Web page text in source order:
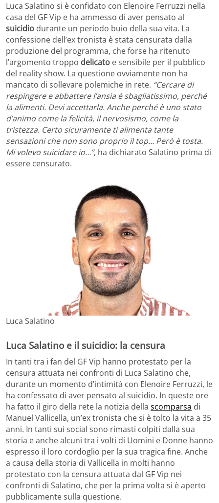
Luca Salatino si è confidato con Elenoire Ferruzzi nella
casa del GF Vip e ha ammesso di aver pensato al
suicidio durante un periodo buio della sua vita. La
confessione dell’ex tronista è stata censurata dalla
produzione del programma, che forse ha ritenuto
l’argomento troppo delicato e sensibile per il pubblico
del reality show. La questione ovviamente non ha
mancato di sollevare polemiche in rete. “Cercare di
respingere e abbattere l’ansia è sbagliatissimo, perché
la alimenti. Devi accettarla. Anche perché è uno stato
d’animo come la felicità, il nervosismo, come la
tristezza. Certo sicuramente ti alimenta tante
sensazioni che non sono proprio il top… Però è tosta.
Mi volevo suicidare io…”, ha dichiarato Salatino prima di
essere censurato.
Luca Salatino
Luca Salatino e il suicidio: la censura
In tanti tra i fan del GF Vip hanno protestato per la
censura attuata nei confronti di Luca Salatino che,
durante un momento d’intimità con Elenoire Ferruzzi, le
ha confessato di aver pensato al suicidio. In queste ore
ha fatto il giro della rete la notizia della scomparsa di
Manuel Vallicella, un’ex tronista che si è tolto la vita a 35
anni. In tanti sui social sono rimasti colpiti dalla sua
storia e anche alcuni tra i volti di Uomini e Donne hanno
espresso il loro cordoglio per la sua tragica fine. Anche
a causa della storia di Vallicella in molti hanno
protestato con la censura attuata dal GF Vip nei
confronti di Salatino, che per la prima volta si è aperto
pubblicamente sulla questione.